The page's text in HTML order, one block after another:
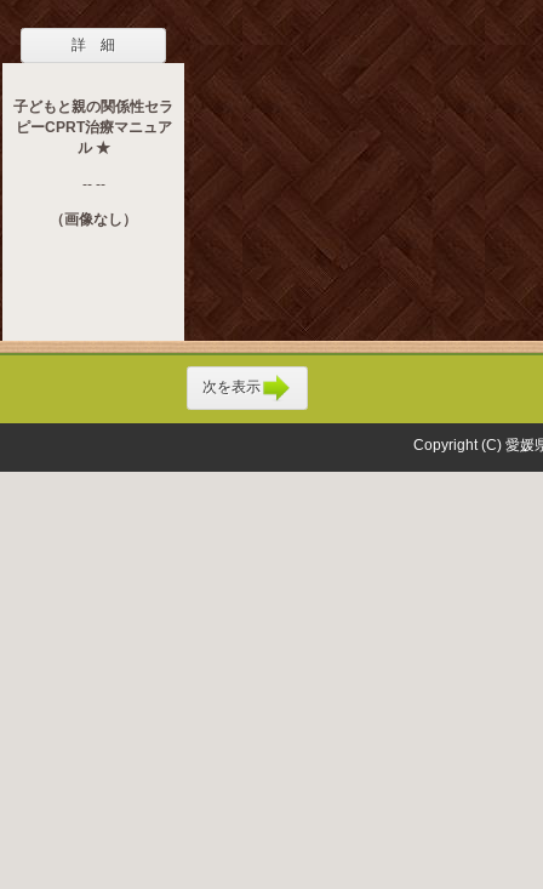
詳 細
子どもと親の関係性セラ
ピーCPRT治療マニュア
ル ★
-- --
（画像なし）
次を表示
Copyright (C) 愛媛